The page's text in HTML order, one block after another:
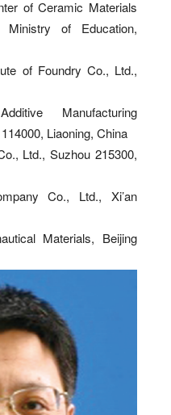
of Ceramic Materials
Ministry of Education,
of Foundry Co., Ltd.,
Manufacturing
14000, Liaoning, China
Ltd., Suzhou 215300,
Co., Ltd., Xi’an
Materials, Beijing